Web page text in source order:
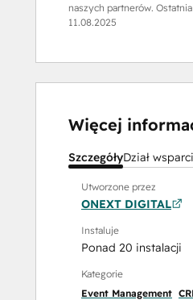
naszych partnerów.
11.08.2025
Więcej
SzczegółyDział
Utworzone przez
ONEXT DIGITAL
Instaluje
Ponad 20 instalacji
Kategorie
Event Management